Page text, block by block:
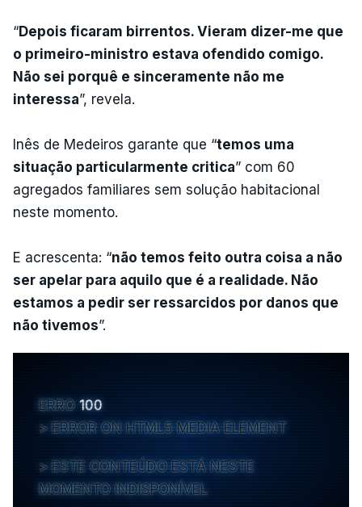
“Depois ficaram birrentos. Vieram dizer-me que
o primeiro-ministro estava ofendido comigo.
Não sei porquê e sinceramente não me
interessa”, revela.
Inês de Medeiros garante que “temos uma
situação particularmente critica” com 60
agregados familiares sem solução habitacional
neste momento.
E acrescenta: “não temos feito outra coisa a não
ser apelar para aquilo que é a realidade. Não
estamos a pedir ser ressarcidos por danos que
não tivemos”.
ERRO 100
ERROR ON HTML5 MEDIA ELEMENT
ESTE CONTEÚDO ESTÁ NESTE
MOMENTO INDISPONÍVEL